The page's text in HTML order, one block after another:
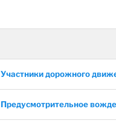
Участники дорожного
Предусмотрительное